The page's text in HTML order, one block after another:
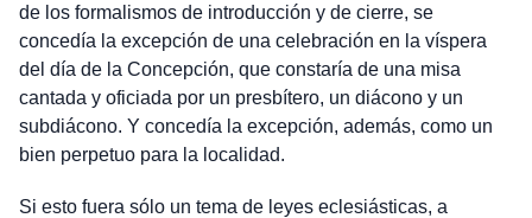
de los formalismos de introducción y de cierre, se
concedía la excepción de una celebración en la víspera
del día de la Concepción, que constaría de una misa
cantada y oficiada por un presbítero, un diácono y un
subdiácono. Y concedía la excepción, además, como un
bien perpetuo para la localidad.
Si esto fuera sólo un tema de leyes eclesiásticas, a